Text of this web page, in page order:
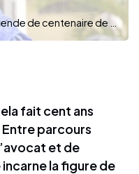
Abdoulaye Wade respecte la légende de centenaire de sa famille ( ph : Dr)
fait cent ans
Entre parcours
et de
la figure de